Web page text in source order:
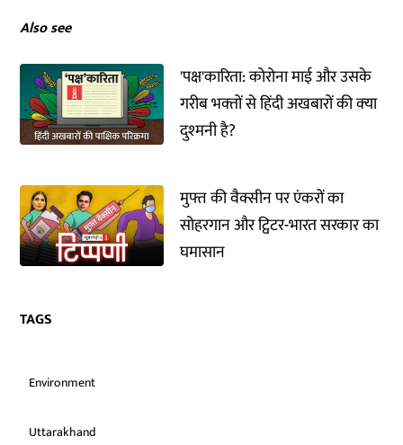
Also see
'पक्ष'कारिता: कोरोना माई और उसके
गरीब भक्‍तों से हिंदी अखबारों की क्‍या
दुश्‍मनी है?
मुफ्त की वैक्सीन पर एंकरों का
सोहरगान और ट्विटर-भारत सरकार का
घमासान
TAGS
Environment
Uttarakhand